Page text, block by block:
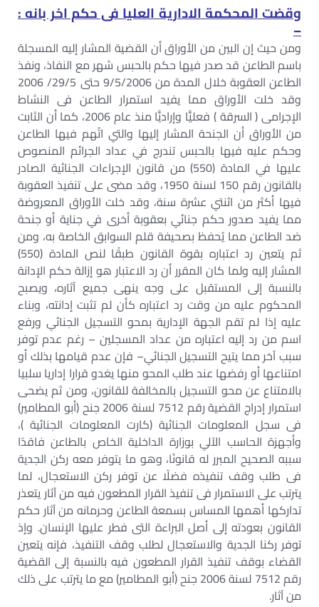
وقضت المحكمة الادارية العليا فى حكم اخر بانه :
–
ومن حيث إن البين من الأوراق أن القضية المشار إليه المسجلة
باسم الطاعن قد صدر فيها حكم بالحبس شهر مع النفاذ، ونفذ
الطاعن العقوبة خلال المدة من 9/5/2006 حتى 29/5/ 2006
وقد خلت الأوراق مما يفيد استمرار الطاعن فى النشاط
الإجرامى ( السرقة ) فعليًّا وإراديًّا منذ عام 2006، كما أن الثابت
من الأوراق أن الجنحة المشار إليها والتي اتُهم فيها الطاعن
وحكم عليه فيها بالحبس تندرج في عداد الجرائم المنصوص
عليها في المادة (550) من قانون الإجراءات الجنائية الصادر
بالقانون رقم 150 لسنة 1950، وقد مضى على تنفيذ العقوبة
فيها أكثر من اثنتي عشرة سنة، وقد خلت الأوراق المعروضة
مما يفيد صدور حكم جنائي بعقوبة أخرى في جناية أو جنحة
ضد الطاعن مما يُحفظ بصحيفة قلم السوابق الخاصة به، ومن
ثم يتعين رد اعتباره بقوة القانون طبقًا لنص المادة (550)
المشار إليه ولما كان المقرر أن رد الاعتبار هو إزالة حكم الإدانة
بالنسبة إلى المستقبل على وجه ينهى جميع آثاره، ويصبح
المحكوم عليه من وقت رد اعتباره كأن لم تثبت إدانته، وبناء
عليه إذا لم تقم الجهة الإدارية بمحو التسجيل الجنائي ورفع
اسم من رد إليه اعتباره من عداد المسجلين – رغم عدم توفر
سبب آخر مما يتيح التسجيل الجنائي– فإن عدم قيامها بذلك أو
امتناعها أو رفضها عند طلب المحو منها يغدو قرارا إداريا سلبيا
بالامتناع عن محو التسجيل بالمخالفة للقانون، ومن ثم يضحى
استمرار إدراج القضية رقم 7512 لسنة 2006 جنح (أبو المطامير)
فى سجل المعلومات الجنائية (كارت المعلومات الجنائية )،
وأجهزة الحاسب الآلي بوزارة الداخلية الخاص بالطاعن فاقدًا
سببه الصحيح المبرر له قانونًا، وهو ما يتوفر معه ركن الجدية
فى طلب وقف تنفيذه فضلًا عن توفر ركن الاستعجال، لما
يترتب على الاستمرار فى تنفيذ القرار المطعون فيه من آثار يتعذر
تداركها أهمها المساس بسمعة الطاعن وحرمانه من آثار حكم
القانون بعودته إلى أصل البراءة التى فطر عليها الإنسان. وإذ
توفر ركنا الجدية والاستعجال لطلب وقف التنفيذ، فإنه يتعين
القضاء بوقف تنفيذ القرار المطعون فيه بالنسبة إلى القضية
رقم 7512 لسنة 2006 جنح (أبو المطامير) مع ما يترتب على ذلك
من آثار.